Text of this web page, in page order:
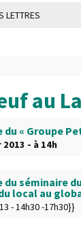
au
du « Groupe
- à 14h
du séminaire
local au
- 14h30 -17h30}}